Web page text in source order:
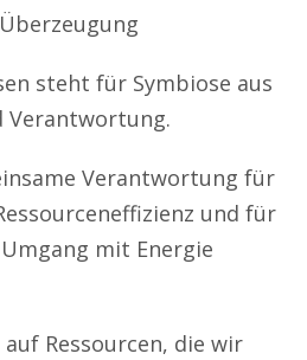
steht für Symbiose aus
Verantwortung.
Verantwortung für
und für
mit Energie
Ressourcen, die wir